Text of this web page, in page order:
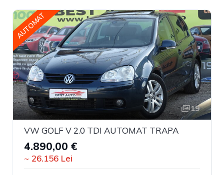
AUTOMAT
19
VW GOLF V 2.0 TDI AUTOMAT TRAPA
4.890,00 €
~ 26.156 Lei